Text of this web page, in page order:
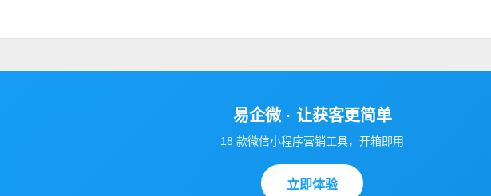
易企微 · 让获客更简单
18 款微信小程序营销工具，开箱即用
立即体验